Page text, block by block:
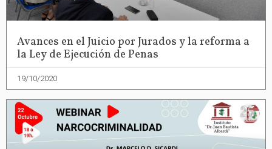
Avances en el Juicio por Jurados y la reforma a
la Ley de Ejecución de Penas
19/10/2020